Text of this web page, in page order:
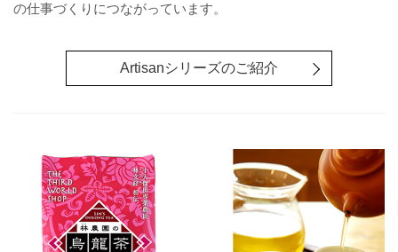
の仕事づくりにつながっています。
Artisanシリーズのご紹介